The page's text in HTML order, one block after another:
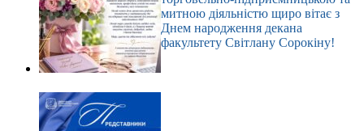
митною діяльністю щиро вітає з
Днем народження декана
факультету Світлану Сорокіну!